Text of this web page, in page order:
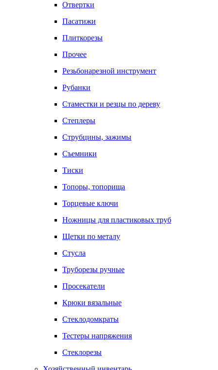
Отвертки
Пасатижи
Плиткорезы
Прочее
Резьбонарезной инструмент
Рубанки
Стаместки и резцы по дереву
Степлеры
Струбцины, зажимы
Съемники
Тиски
Топоры, топорища
Торцевые ключи
Ножницы для пластиковых труб
Щетки по металу
Стусла
Труборезы ручные
Просекатели
Крюки вязальные
Стеклодомкраты
Тестеры напряжения
Стеклорезы